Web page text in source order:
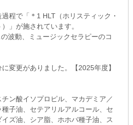
程で「＊1 HLT（ホリスティック・
」が施されています。
波動、ミュージックセラピーのコ
変更がありました。【2025年度】
ン酸イソプロピル、マカデミア／
子油、セテアリルアルコール、セ
ズ油、シア脂、ホホバ種子油、ス